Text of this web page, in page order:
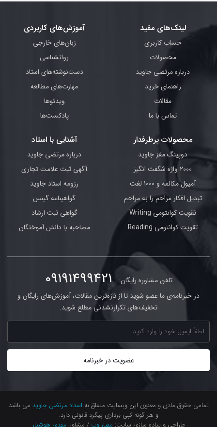
لینک‌های مفید
حساب کاربری
محصولات
درباره مرتضی جاوید
راهنمای خرید
مقالات
تماس با ما
آموزش‌های کاربردی
زبان‌های خارجی
روانشناسی
دست‌نوشته‌های استاد
مهارت‌های مطالعه
ویدئوها
پادکست‌ها
محصولات پرطرفدار
دوپینگ مغز جاوید
2000 واژه شگفت انگیز
آمپول مکالمه و 1000 لغت
تبدیل افکار مزاحم را به مراحم
تقویت کوانتومی Writing
تقویت کوانتومی Reading
آشنایی با استاد
درباره مرتضی جاوید
آگهی ثبت علامت تجاری
رزومه استاد جاوید
گواهینامه گینس
گواهی ثبت ارشاد
مصاحبه با دانش آموختگان
تلفن مشاوره رایگان: 09191499421
در خبرنامه‌ی ما عضو شوید تا از تازه‌ترین مقالات، آموزش‌های رایگان و
تخفیف‌های تکرارنشدنی مطلع شوید.
تمامی حقوق مادی و معنوی این وبسایت متعلق به استاد مرتضی جاوید می باشد
و هر گونه کپی برداری پیگرد قانونی دارد.
طراحی و پیاده سازی سایت: مهیار وب / مشاور: مهدی هوشیار